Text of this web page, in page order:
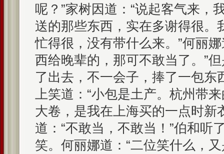
呢？”家树因道：“说起客气来，
送的那些东西，实在多谢得很。
忙得很，没有带什么来。”何丽
西给晚辈的，那可不敢当了。”
了出去，不一会子，捧了一包东
上笑道：“小包是土产。杭州带
大卷，是我在上海买的一点时新
道：“不敢当，不敢当！”伯和听
笑。何丽娜道：“二位笑什么，